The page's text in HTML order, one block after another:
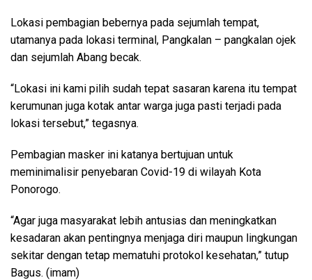
Lokasi pembagian bebernya pada sejumlah tempat,
utamanya pada lokasi terminal, Pangkalan – pangkalan ojek
dan sejumlah Abang becak.
“Lokasi ini kami pilih sudah tepat sasaran karena itu tempat
kerumunan juga kotak antar warga juga pasti terjadi pada
lokasi tersebut,” tegasnya.
Pembagian masker ini katanya bertujuan untuk
meminimalisir penyebaran Covid-19 di wilayah Kota
Ponorogo.
“Agar juga masyarakat lebih antusias dan meningkatkan
kesadaran akan pentingnya menjaga diri maupun lingkungan
sekitar dengan tetap mematuhi protokol kesehatan,” tutup
Bagus. (imam)